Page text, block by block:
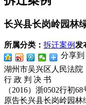
长兴县长岗岭园林
所属分类： 拆迁案例发
分享到
湖州市吴兴区人民法院
行 政 判 决 书
（2016）浙0502行初68
原告长兴县长岗岭园